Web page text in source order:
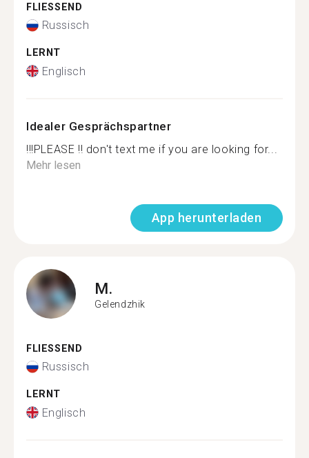
FLIESSEND
Russisch
LERNT
Englisch
Idealer Gesprächspartner
!!!PLEASE !! don't text me if you are looking for...
Mehr lesen
App herunterladen
M.
Gelendzhik
FLIESSEND
Russisch
LERNT
Englisch